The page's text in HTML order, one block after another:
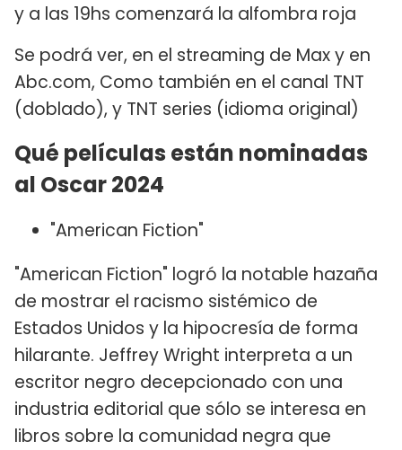
y a las 19hs comenzará la alfombra roja
Se podrá ver, en el streaming de Max y en
Abc.com, Como también en el canal TNT
(doblado), y TNT series (idioma original)
Qué películas están nominadas
al Oscar 2024
"American Fiction"
"American Fiction" logró la notable hazaña
de mostrar el racismo sistémico de
Estados Unidos y la hipocresía de forma
hilarante. Jeffrey Wright interpreta a un
escritor negro decepcionado con una
industria editorial que sólo se interesa en
libros sobre la comunidad negra que